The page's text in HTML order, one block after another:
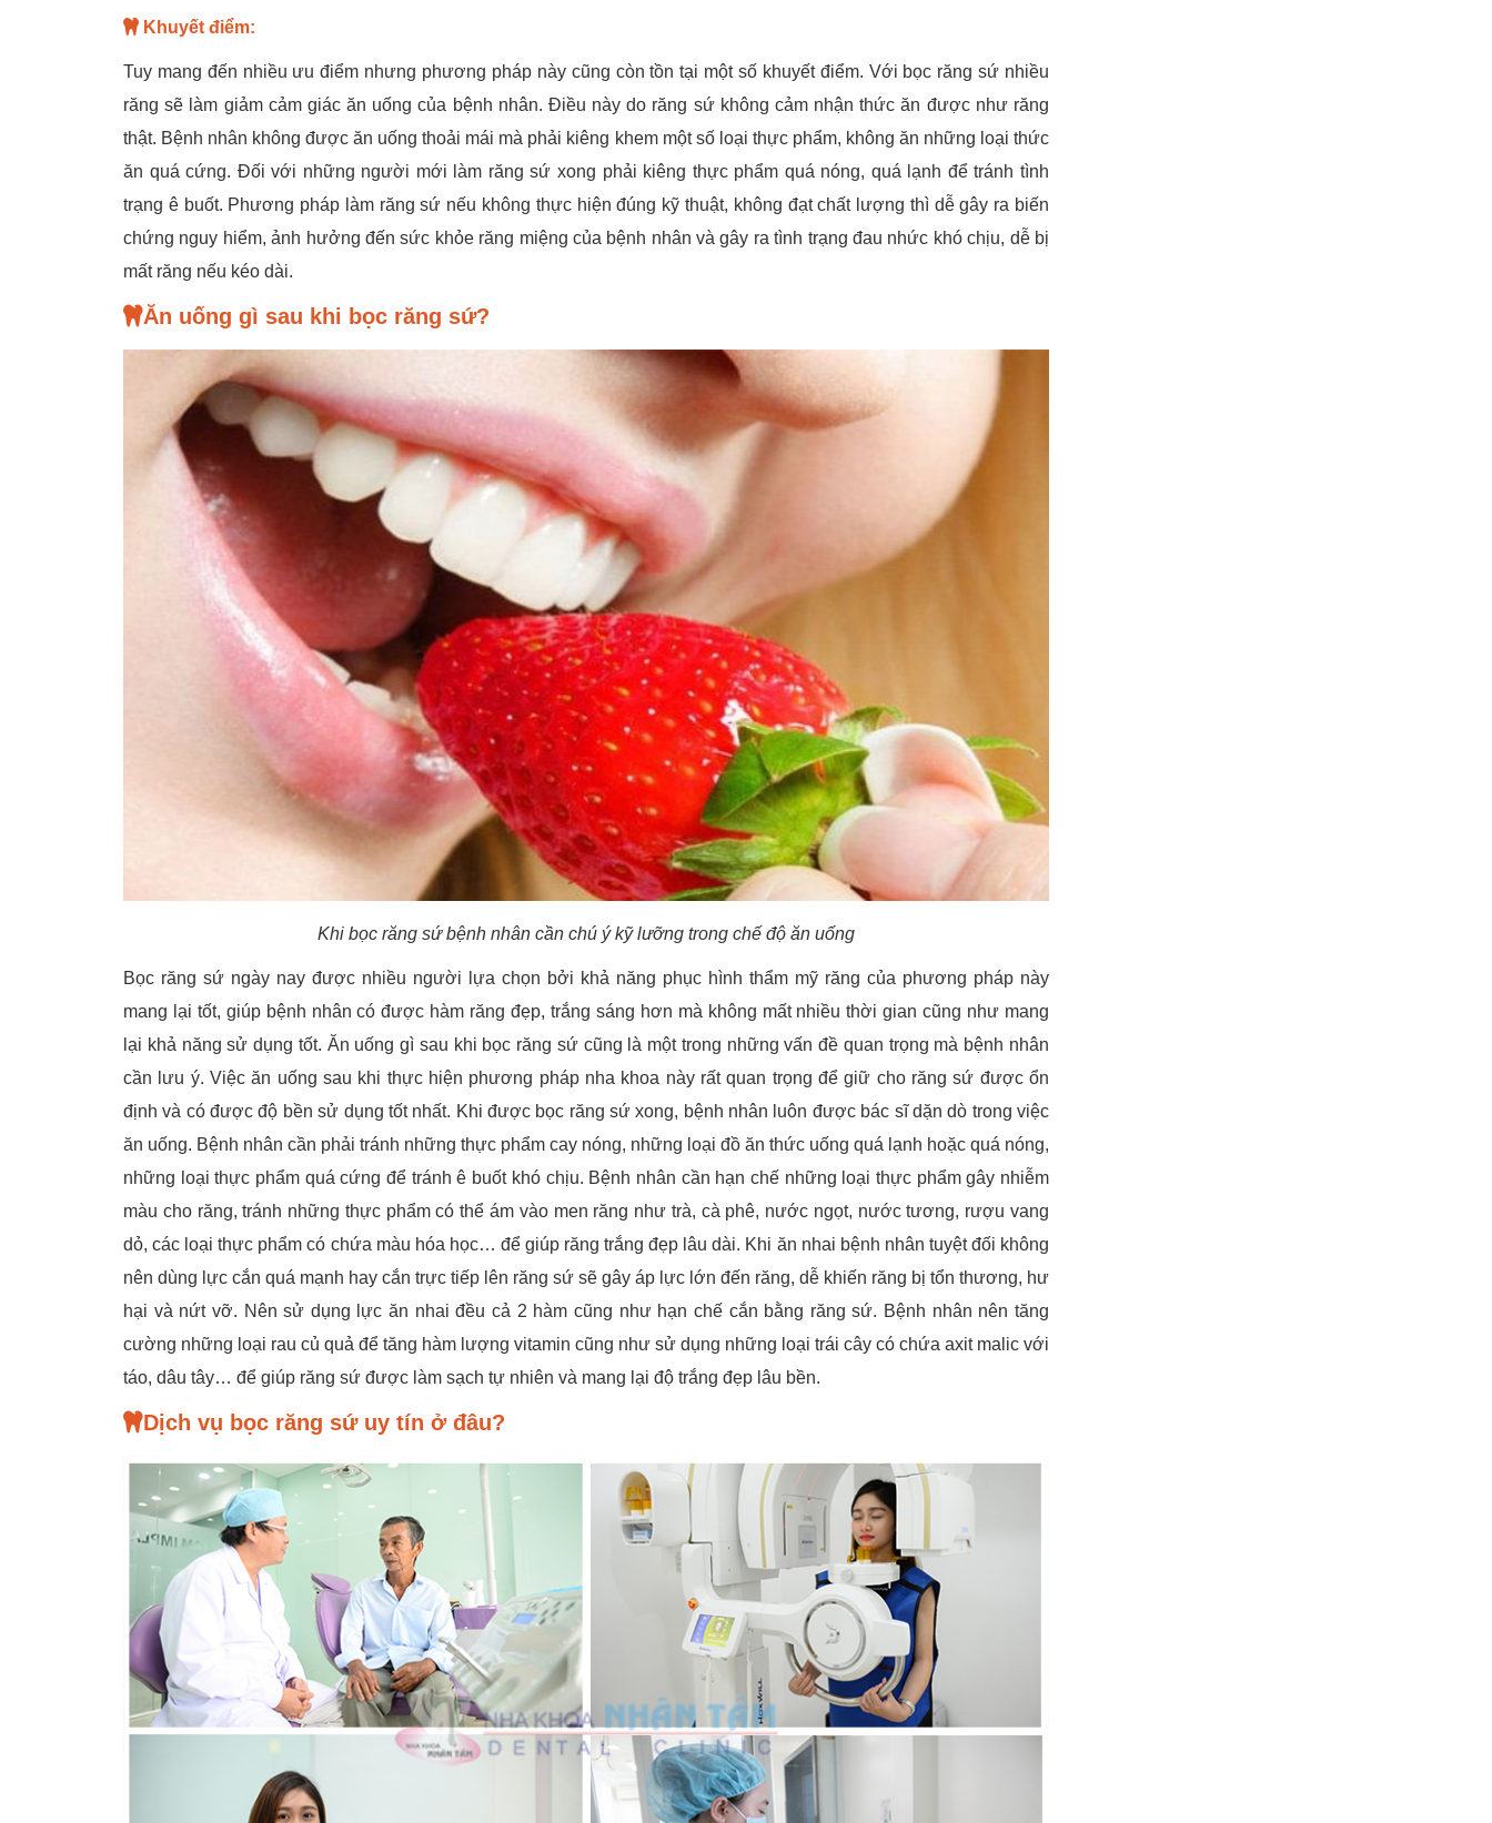
Khuyết điểm:
Tuy mang đến nhiều ưu điểm nhưng phương pháp này cũng còn tồn tại một số khuyết điểm. Với bọc răng sứ nhiều
răng sẽ làm giảm cảm giác ăn uống của bệnh nhân. Điều này do răng sứ không cảm nhận thức ăn được như răng
thật. Bệnh nhân không được ăn uống thoải mái mà phải kiêng khem một số loại thực phẩm, không ăn những loại thức
ăn quá cứng. Đối với những người mới làm răng sứ xong phải kiêng thực phẩm quá nóng, quá lạnh để tránh tình
trạng ê buốt. Phương pháp làm răng sứ nếu không thực hiện đúng kỹ thuật, không đạt chất lượng thì dễ gây ra biến
chứng nguy hiểm, ảnh hưởng đến sức khỏe răng miệng của bệnh nhân và gây ra tình trạng đau nhức khó chịu, dễ bị
mất răng nếu kéo dài.
Ăn uống gì sau khi bọc răng sứ?
Khi bọc răng sứ bệnh nhân cần chú ý kỹ lưỡng trong chế độ ăn uống
Bọc răng sứ ngày nay được nhiều người lựa chọn bởi khả năng phục hình thẩm mỹ răng của phương pháp này
mang lại tốt, giúp bệnh nhân có được hàm răng đẹp, trắng sáng hơn mà không mất nhiều thời gian cũng như mang
lại khả năng sử dụng tốt. Ăn uống gì sau khi bọc răng sứ cũng là một trong những vấn đề quan trọng mà bệnh nhân
cần lưu ý. Việc ăn uống sau khi thực hiện phương pháp nha khoa này rất quan trọng để giữ cho răng sứ được ổn
định và có được độ bền sử dụng tốt nhất. Khi được bọc răng sứ xong, bệnh nhân luôn được bác sĩ dặn dò trong việc
ăn uống. Bệnh nhân cần phải tránh những thực phẩm cay nóng, những loại đồ ăn thức uống quá lạnh hoặc quá nóng,
những loại thực phẩm quá cứng để tránh ê buốt khó chịu. Bệnh nhân cần hạn chế những loại thực phẩm gây nhiễm
màu cho răng, tránh những thực phẩm có thể ám vào men răng như trà, cà phê, nước ngọt, nước tương, rượu vang
dỏ, các loại thực phẩm có chứa màu hóa học… để giúp răng trắng đẹp lâu dài. Khi ăn nhai bệnh nhân tuyệt đối không
nên dùng lực cắn quá mạnh hay cắn trực tiếp lên răng sứ sẽ gây áp lực lớn đến răng, dễ khiến răng bị tổn thương, hư
hại và nứt vỡ. Nên sử dụng lực ăn nhai đều cả 2 hàm cũng như hạn chế cắn bằng răng sứ. Bệnh nhân nên tăng
cường những loại rau củ quả để tăng hàm lượng vitamin cũng như sử dụng những loại trái cây có chứa axit malic với
táo, dâu tây… để giúp răng sứ được làm sạch tự nhiên và mang lại độ trắng đẹp lâu bền.
Dịch vụ bọc răng sứ uy tín ở đâu?